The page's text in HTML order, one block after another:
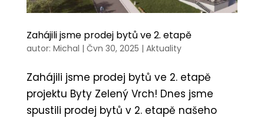
Zahájili jsme prodej bytů ve 2. etapě
autor: Michal | Čvn 30, 2025 | Aktuality
Zahájili jsme prodej bytů ve 2. etapě
projektu Byty Zelený Vrch! Dnes jsme
spustili prodej bytů v 2. etapě našeho